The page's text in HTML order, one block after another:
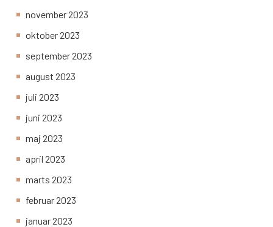
november 2023
oktober 2023
september 2023
august 2023
juli 2023
juni 2023
maj 2023
april 2023
marts 2023
februar 2023
januar 2023